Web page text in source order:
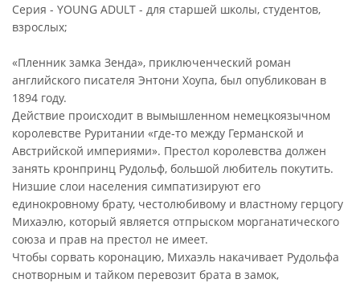
Серия - YOUNG ADULT - для старшей школы, студентов,
взрослых;
«Пленник замка Зенда», приключенческий роман
английского писателя Энтони Хоупа, был опубликован в
1894 году.
Действие происходит в вымышленном немецкоязычном
королевстве Руритании «где-то между Германской и
Австрийской империями». Престол королевства должен
занять кронпринц Рудольф, большой любитель покутить.
Низшие слои населения симпатизируют его
единокровному брату, честолюбивому и властному герцогу
Михаэлю, который является отпрыском морганатического
союза и прав на престол не имеет.
Чтобы сорвать коронацию, Михаэль накачивает Рудольфа
снотворным и тайком перевозит брата в замок,